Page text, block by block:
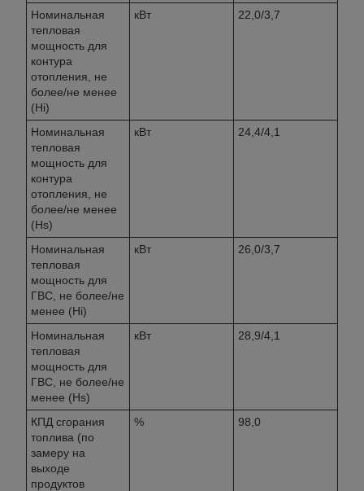
Номинальная
тепловая
мощность для
контура
отопления, не
более/не менее
(Hi)
кВт 22,0/3,7
Номинальная
тепловая
мощность для
контура
отопления, не
более/не менее
(Hs)
кВт 24,4/4,1
Номинальная
тепловая
мощность для
ГВС, не более/не
менее (Hi)
кВт 26,0/3,7
Номинальная
тепловая
мощность для
ГВС, не более/не
менее (Hs)
кВт 28,9/4,1
КПД сгорания
топлива (по
замеру на
выходе
продуктов
% 98,0